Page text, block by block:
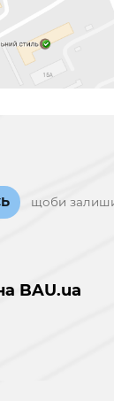
щоби
BAU.ua